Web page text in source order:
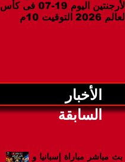
الأرجنتين اليوم 19-07 فى كأس
العالم 2026 التوقيت 10م
الأخبار
السابقة
بث مباشر مباراة إسبانيا و